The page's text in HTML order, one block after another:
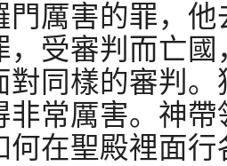
門厲害的罪，
，受審判而亡
對同樣的審判
非常厲害。神
何在聖殿裡面